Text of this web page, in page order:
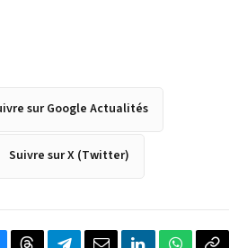
sur Google Actualités
Suivre sur X (Twitter)